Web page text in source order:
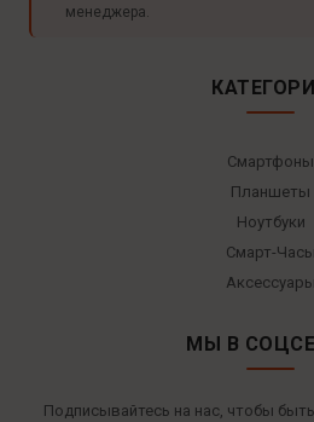
менеджера.
Смартфоны
Планшеты
Ноутбуки
Смарт-Часы
Аксессуары
МЫ В
Подписывайтесь на нас, чтобы